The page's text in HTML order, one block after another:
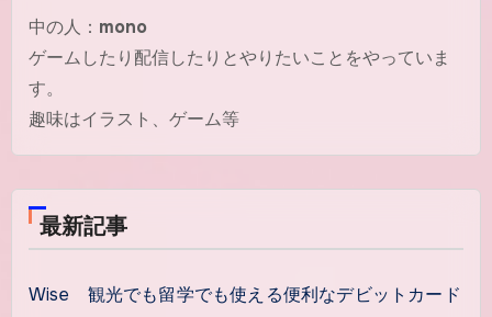
中の人： mono
ゲームしたり配信したりとやりたいことをやっていま
す。
趣味はイラスト、ゲーム等
最新記事
Wise 観光でも留学でも使える便利なデビットカード